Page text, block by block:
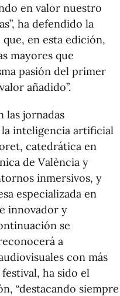
en valor nuestro
ha defendido la
en esta edición,
mayores que
pasión del primer
añadido”.
las jornadas
inteligencia artificial
catedrática en
de València y
inmersivos, y
especializada en
innovador y
se
a
con más
ha sido el
“destacando siempre